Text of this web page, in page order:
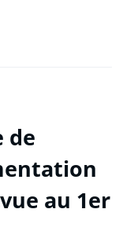
de
au 1er